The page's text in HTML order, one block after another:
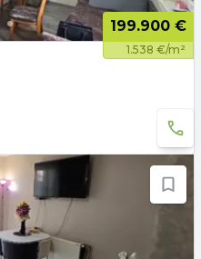
199.900 €
1.538 €/m²